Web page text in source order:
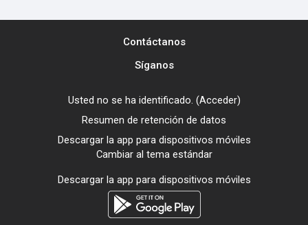
Contáctanos
Síganos
Usted no se ha identificado. (Acceder)
Resumen de retención de datos
Descargar la app para dispositivos móviles
Cambiar al tema estándar
Descargar la app para dispositivos móviles